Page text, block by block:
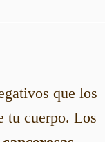
que los
tu cuerpo. Los